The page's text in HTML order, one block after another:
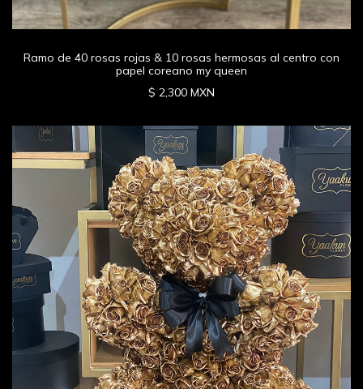
Ramo de 40 rosas rojas & 10 rosas hermosas al centro con
papel coreano my queen
$ 2,300 MXN